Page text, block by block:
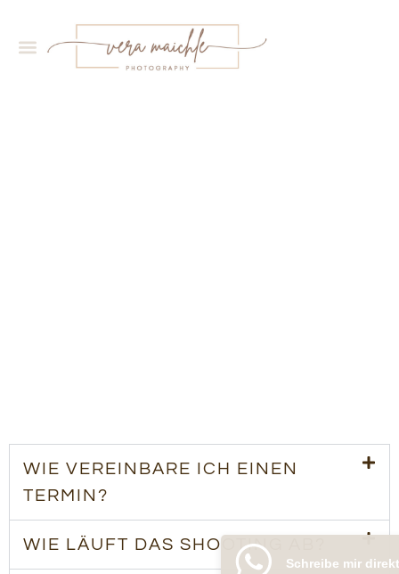
WIE VEREINBARE ICH EINEN
TERMIN?
WIE LÄUFT DAS SHOOTING AB?
Schreibe mir